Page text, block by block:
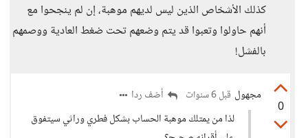
كذلك الأشخاص الذين ليس لديهم موهبة، إن لم ينجحوا مع
أنهم حاولوا وتعبوا قد يتم وضعهم تحت ضغط العادية ووصمهم
بالفشل!
0
مجهول قبل 6 سنوات
أضف ردا
لذا من يمتلك موهبة الحساب بشكل فطري وراثي سيتفوق